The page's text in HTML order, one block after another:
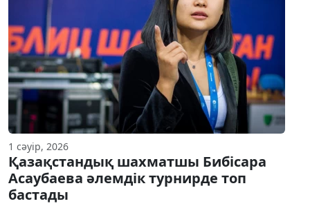
1 сәуір, 2026
Қазақстандық шахматшы Бибісара
Асаубаева әлемдік турнирде топ
бастады